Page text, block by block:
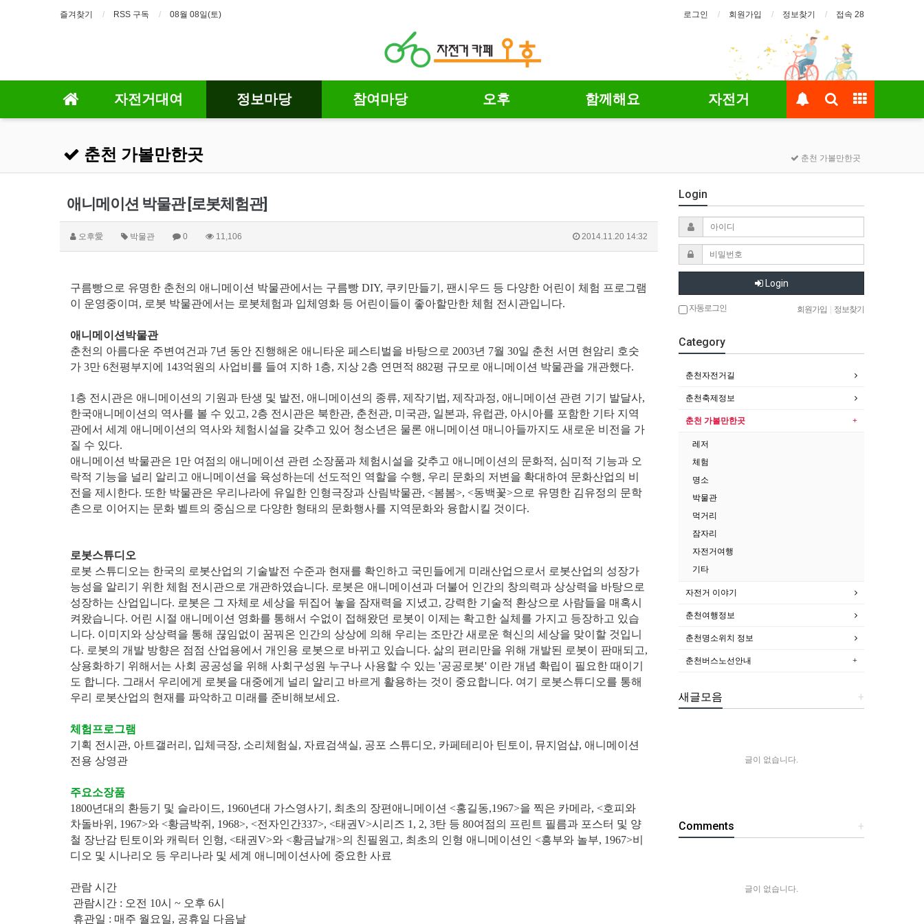
즐겨찾기 RSS 구독 08월 08일(토) 로그인 회원가입 정보찾기 접속 28
자전거대여 정보마당 참여마당 오후 함께해요 자전거
춘천 가볼만한곳 춘천 가볼만한곳
애니메이션 박물관 [로봇체험관]
오후愛 박물관 0 11,106 2014.11.20 14:32
​구름빵으로 유명한 춘천의 애니메이션 박물관에서는 구름빵 DIY, 쿠키만들기, 팬시우드 등 다양한 어린이 체험 프로그램
이 운영중이며, 로봇 박물관에서는 로봇체험과 입체영화 등 어린이들이 좋아할만한 체험 전시관입니다.
애니메이션박물관
춘천의 아름다운 주변여건과 7년 동안 진행해온 애니타운 페스티벌을 바탕으로 2003년 7월 30일 춘천 서면 현암리 호숫
가 3만 6천평부지에 143억원의 사업비를 들여 지하 1층, 지상 2층 연면적 882평 규모로 애니메이션 박물관을 개관했다.
1층 전시관은 애니메이션의 기원과 탄생 및 발전, 애니메이션의 종류, 제작기법, 제작과정, 애니메이션 관련 기기 발달사,
한국애니메이션의 역사를 볼 수 있고, 2층 전시관은 북한관, 춘천관, 미국관, 일본과, 유럽관, 아시아를 포함한 기타 지역
관에서 세계 애니메이션의 역사와 체험시설을 갖추고 있어 청소년은 물론 애니메이션 매니아들까지도 새로운 비전을 가
질 수 있다.
애니메이션 박물관은 1만 여점의 애니메이션 관련 소장품과 체험시설을 갖추고 애니메이션의 문화적, 심미적 기능과 오
락적 기능을 널리 알리고 애니메이션을 육성하는데 선도적인 역할을 수행, 우리 문화의 저변을 확대하여 문화산업의 비
전을 제시한다. 또한 박물관은 우리나라에 유일한 인형극장과 산림박물관, <봄봄>, <동백꽃>으로 유명한 김유정의 문학
촌으로 이어지는 문화 벨트의 중심으로 다양한 형태의 문화행사를 지역문화와 융합시킬 것이다.
로봇스튜디오
로봇 스튜디오는 한국의 로봇산업의 기술발전 수준과 현재를 확인하고 국민들에게 미래산업으로서 로봇산업의 성장가
능성을 알리기 위한 체험 전시관으로 개관하였습니다. 로봇은 애니메이션과 더불어 인간의 창의력과 상상력을 바탕으로
성장하는 산업입니다. 로봇은 그 자체로 세상을 뒤집어 놓을 잠재력을 지녔고, 강력한 기술적 환상으로 사람들을 매혹시
켜왔습니다. 어린 시절 애니메이션 영화를 통해서 수없이 접해왔던 로봇이 이제는 확고한 실체를 가지고 등장하고 있습
니다. 이미지와 상상력을 통해 끊임없이 꿈꿔온 인간의 상상에 의해 우리는 조만간 새로운 혁신의 세상을 맞이할 것입니
다. 로봇의 개발 방향은 점점 산업용에서 개인용 로봇으로 바뀌고 있습니다. 삶의 편리만을 위해 개발된 로봇이 판매되고,
상용화하기 위해서는 사회 공공성을 위해 사회구성원 누구나 사용할 수 있는 '공공로봇' 이란 개념 확립이 필요한 때이기
도 합니다. 그래서 우리에게 로봇을 대중에게 널리 알리고 바르게 활용하는 것이 중요합니다. 여기 로봇스튜디오를 통해
우리 로봇산업의 현재를 파악하고 미래를 준비해보세요.
체험프로그램
기획 전시관, 아트갤러리, 입체극장, 소리체험실, 자료검색실, 공포 스튜디오, 카페테리아 틴토이, 뮤지엄샵, 애니메이션
전용 상영관
주요소장품
1800년대의 환등기 및 슬라이드, 1960년대 가스영사기, 최초의 장편애니메이션 <홍길동,1967>을 찍은 카메라, <호피와
차돌바위, 1967>와 <황금박쥐, 1968>, <전자인간337>, <태권V>시리즈 1, 2, 3탄 등 80여점의 프린트 필름과 포스터 및 양
철 장난감 틴토이와 캐릭터 인형, <태권V>와 <황금날개>의 친필원고, 최초의 인형 애니메이션인 <흥부와 놀부, 1967>비
디오 및 시나리오 등 우리나라 및 세계 애니메이션사에 중요한 사료
관람 시간
관람시간 : 오전 10시 ~ 오후 6시
휴관일 : 매주 월요일, 공휴일 다음날
Login
Login
자동로그인 회원가입 정보찾기
Category
춘천자전거길
춘천축제정보
춘천 가볼만한곳
레저
체험
명소
박물관
먹거리
잠자리
자전거여행
기타
자전거 이야기
춘천여행정보
춘천명소위치 정보
춘천버스노선안내
+
새글모음
글이 없습니다.
+
Comments
글이 없습니다.